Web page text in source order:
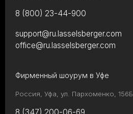
8 (800) 23-44-900
Фирменный шоурум в Уфе
Россия, Уфа, ул. Пархоменко, 156Б
support@ru.lasselsberger.com
office@ru.lasselsberger.com